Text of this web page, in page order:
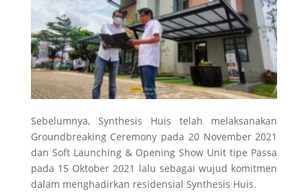
Sebelumnya, Synthesis Huis telah melaksanakan
Groundbreaking Ceremony pada 20 November 2021
dan Soft Launching & Opening Show Unit tipe Passa
pada 15 Oktober 2021 lalu sebagai wujud komitmen
dalam menghadirkan residensial Synthesis Huis.